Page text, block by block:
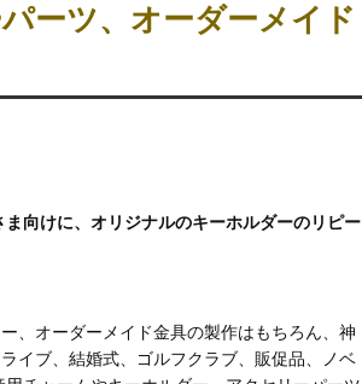
ーツ、オーダーメイド
向けに、オリジナルのキーホルダーのリピー
、オーダーメイド金具の製作はもちろん、神
イブ、結婚式、ゴルフクラブ、販促品、ノベ